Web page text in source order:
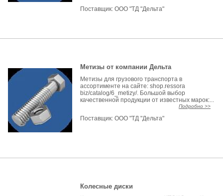
Поставщик:ООО "ТД "Дельта"
Метизы от компании Дельта
Метизы для грузового транспорта в
ассортименте на сайте: shop.ressora
biz/catalog/6_metizy/. Большой выбор
качественной продукции от известных марок:...
Подробно >>
Поставщик:ООО "ТД "Дельта"
Колесные диски